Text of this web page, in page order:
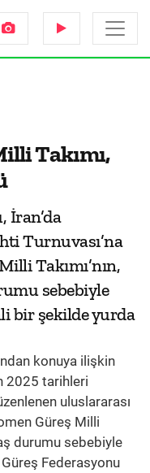
Takımı,
İran’da
Turnuvası’na
Takımı’nın,
sebebiyle
bir şekilde yurda
konuya ilişkin
2025 tarihleri
uluslararası
Güreş Milli
durumu sebebiyle
Federasyonu